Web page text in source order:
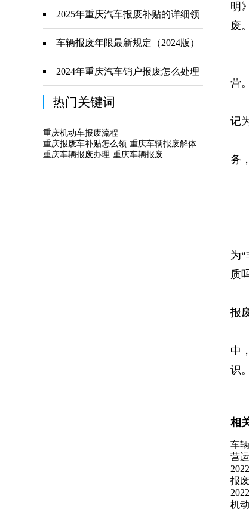
间是多久？
2025年重庆汽车报废补贴的详细领
取步骤车辆报废年限最新规定（2024版）
——私家车、营运车全解析
2024年重庆汽车销户报废怎么处理
热门关键词
重庆机动车报废流程
重庆报废车补贴怎么领 重庆车辆报废解体
重庆车辆报废办理 重庆车辆报废
明
废。
营。
记
务
为
质
报
中
识。
相
车
营
报
机